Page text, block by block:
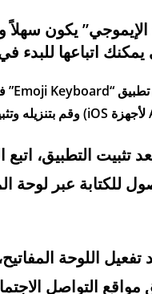
الإيموجي” يكون
اتباعها للبدء
تثبيت التطبيق،
للكتابة عبر
تفعيل اللوحة
مواقع التواصل